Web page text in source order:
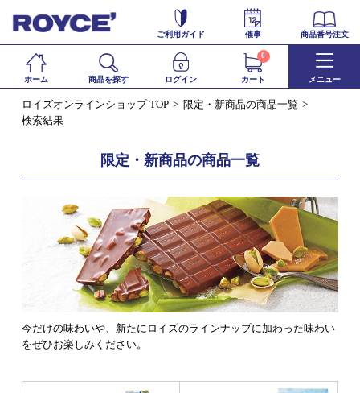
ご利用ガイド 催事 商品番号注文
ホーム 商品を探す ログイン カート
0
メニュー
ロイズオンラインショップ TOP
限定・新商品の商品一覧
検索結果
限定・新商品の商品一覧
今だけの味わいや、新たにロイズのラインナップに加わった味わい
をぜひお楽しみください。